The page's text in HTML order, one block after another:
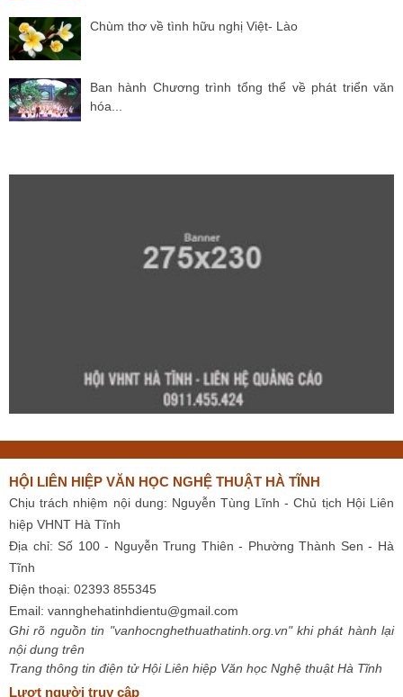
Chùm thơ về tình hữu nghị Việt- Lào
Ban hành Chương trình tổng thể về phát triển văn
hóa...
HỘI LIÊN HIỆP VĂN HỌC NGHỆ THUẬT HÀ TĨNH
Chịu trách nhiệm nội dung: Nguyễn Tùng Lĩnh - Chủ tịch Hội Liên
hiệp VHNT Hà Tĩnh
Địa chỉ: Số 100 - Nguyễn Trung Thiên - Phường Thành Sen - Hà
Tĩnh
Điện thoại: 02393 855345
Email: vannghehatinhdientu@gmail.com
Ghi rõ nguồn tin "vanhocnghethuathatinh.org.vn" khi phát hành lại
nội dung trên
Trang thông tin điện tử Hội Liên hiệp Văn học Nghệ thuật Hà Tĩnh
Lượt người truy cập